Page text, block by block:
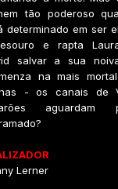
tão poderoso
determinado em ser
e rapta
salvar a sua
na mais
- os canais de
aguardam
Lerner